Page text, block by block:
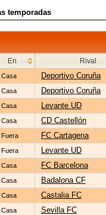
temporadas
En Rival
Casa Deportivo Coruña
Casa Deportivo Coruña
Casa Levante UD
Casa CD Castellón
Fuera FC Cartagena
Fuera Levante UD
Casa FC Barcelona
Casa Badalona CF
Casa Castalia FC
Casa Sevilla FC